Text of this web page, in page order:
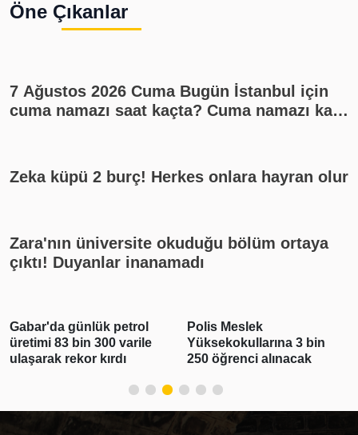
Öne Çıkanlar
7 Ağustos 2026 Cuma Bugün İstanbul için
cuma namazı saat kaçta? Cuma namazı kaç
Zeka küpü 2 burç! Herkes onlara hayran olur
Zara'nın üniversite okuduğu bölüm ortaya
çıktı! Duyanlar inanamadı
Gabar'da günlük petrol
üretimi 83 bin 300 varile
ulaşarak rekor kırdı
Polis Meslek
Yüksekokullarına 3 bin
250 öğrenci alınacak